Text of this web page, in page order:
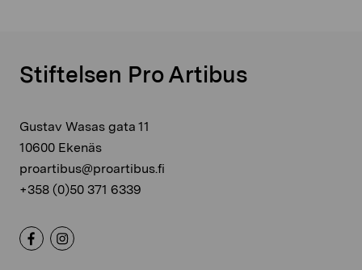
Stiftelsen Pro Artibus
Gustav Wasas gata 11
10600 Ekenäs
proartibus@proartibus.fi
+358 (0)50 371 6339